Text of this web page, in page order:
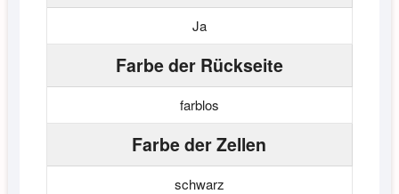
Ja
Farbe der Rückseite
farblos
Farbe der Zellen
schwarz